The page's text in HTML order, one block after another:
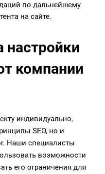
по дальнейшему
на сайте.
компании
индивидуально,
SEO, но и
Наши специалисты
возможности
его ограничения для